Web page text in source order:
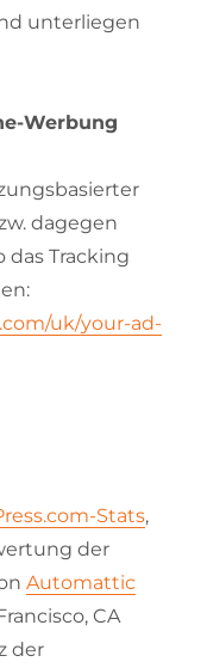
unterliegen
Werbung
dagegen
das Tracking
uk/your-ad-
Stats,
der
Automattic
CA
der